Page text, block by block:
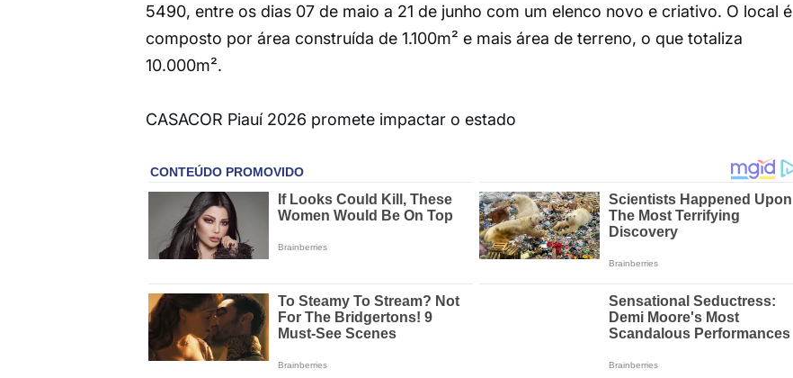
5490, entre os dias 07 de maio a 21 de junho com um elenco novo e criativo. O local é
composto por área construída de 1.100m² e mais área de terreno, o que totaliza
10.000m².
CASACOR Piauí 2026 promete impactar o estado